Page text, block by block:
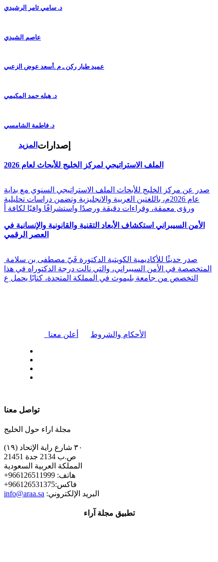
د. سامي ثامر الرشيدي
عاصم الشيدي
عميد طيار ركن ـ م .أسعد عوض الزعبي
د. هيله حمد المكيمي
د. فاطمة الشامسي
المزيد إصدارات
الملف الاستراتيجي لمركز الخليج للأبحاث لعام 2026
صدر عن مركز الخليج للأبحاث الملف الاستراتيجي السنوي مع بداية
عام 2026م، باللغتين العربية والانجليزية وتضمن دراسات تحليلية
ورؤى معمقة، وقراءات دقيقة ورصدًا واستشرافًا وافيًا لكافة أ
الأمن السيبراني استكشاف الأبعاد التقنية والقانونية والإنسانية في
العصر الرقمي
المتخصصة في الأمن السيبراني، والتي نالت درجة الدكتوراه في هذا
التخصص من جامعة بليموث في المملكة المتحدة، كتابًا يحمل ع
أعلن معنا الأحكام والشروط
تواصل معنا
مجلة اراء حول الخليج
٣٠ شارع راية الإتحاد (١٩)
ص.ب 2134 جدة 21451
المملكة العربية السعودية
+هاتف: 966126511999
+فاكس:966126531375
info@araa.sa :البريد الإلكتروني
تطبيق مجلة آراء